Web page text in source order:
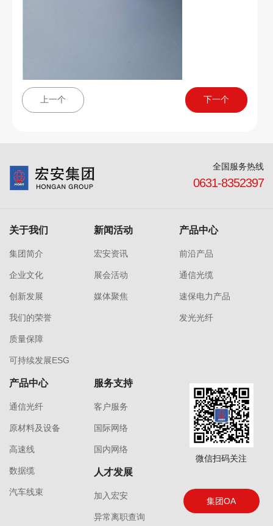
上一个 下一个
全国服务热线
0631-8352397
关于我们
集团简介
企业文化
创新发展
我们的荣誉
质量保障
可持续发展ESG
新闻活动
宏安资讯
展会活动
媒体聚焦
产品中心
前沿产品
通信光缆
速保电力产品
发光光纤
产品中心
通信光纤
原材料及设备
高速线
数据缆
汽车线束
服务支持
客户服务
国际网络
国内网络
人才发展
加入宏安
异常离职查询
微信扫码关注
集团OA